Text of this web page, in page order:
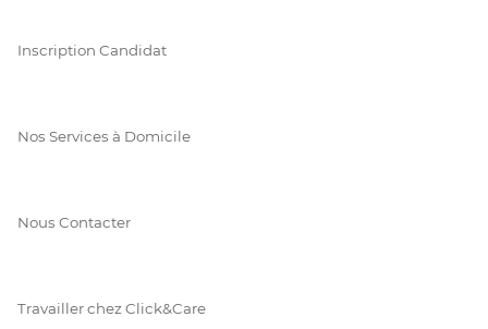
Inscription Candidat
Nos Services à Domicile
Nous Contacter
Travailler chez Click&Care